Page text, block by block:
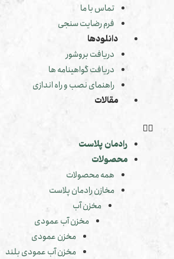
تماس با ما
فرم رضایت سنجی
دانلودها
دریافت بروشور
دریافت گواهینامه ها
راهنمای نصب و راه اندازی
مقالات
رادمان پلاست
محصولات
همه محصولات
مخازن رادمان پلاست
مخزن آب
مخزن آب عمودی
مخزن عمودی
مخزن آب عمودی بلند